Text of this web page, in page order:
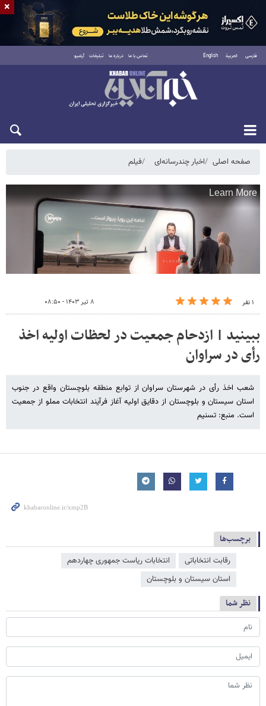
فارسی العربية English تماس با ما درباره ما تبلیغات آرشیو
یکشنبه ۱۸ مرداد ۱۴۰۵
صفحه اصلی اخبار چندرسانه‌ای فیلم
۱ نفر ۸ تیر ۱۴۰۳ - ۰۸:۵۰
ببینید | ازدحام جمعیت در لحظات اولیه اخذ
رأی در سراوان
شعب اخذ رأی در شهرستان سراوان از توابع منطقه بلوچستان واقع در جنوب
استان سیستان و بلوچستان از دقایق اولیه آغاز فرآیند انتخابات مملو از جمعیت
است. منبع: تسنیم
برچسب‌ها
رقابت انتخاباتی
انتخابات ریاست جمهوری چهاردهم
استان سیستان و بلوچستان
نظر شما
×